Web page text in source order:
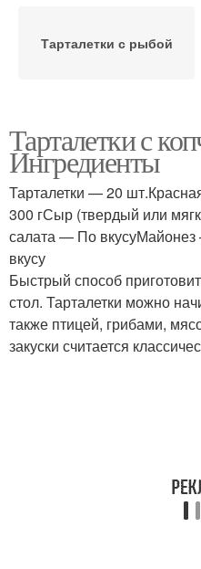
Тарталетки с рыбой
Бутерброды с рыбой
Тарталетки с
консервированной
Тарталетки с рыбными
консервами
Тарталетки с
Ингредиенты
Тарталетки — 20
300 гСыр (твердый или
салата — По
вкусу
Быстрый способ
стол. Тарталетки можно
также птицей, грибами,
закуски считается